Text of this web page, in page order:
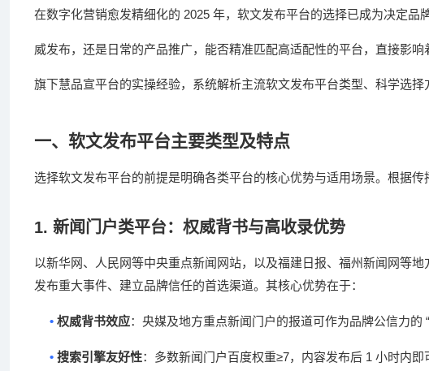
在数字化营销愈发精细化的 2025 年，软文发布平台的选择已成为决定品
威发布，还是日常的产品推广，能否精准匹配高适配性的平台，直接影
旗下慧品宣平台的实操经验，系统解析主流软文发布平台类型、科学选
一、软文发布平台主要类型及特点
选择软文发布平台的前提是明确各类平台的核心优势与适用场景。根据传
1. 新闻门户类平台：权威背书与高收录优势
以新华网、人民网等中央重点新闻网站，以及福建日报、福州新闻网等
发布重大事件、建立品牌信任的首选渠道。其核心优势在于：
• 权威背书效应：央媒及地方重点新闻门户的报道可作为品牌公信力的 “
• 搜索引擎友好性：多数新闻门户百度权重≥7，内容发布后 1 小时内即